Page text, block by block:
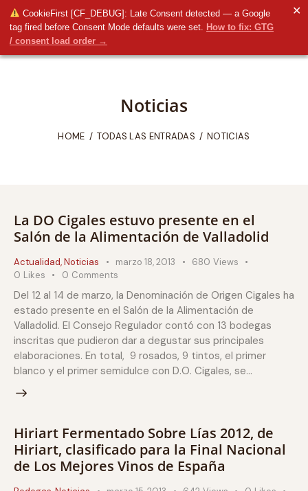
CookieFirst [CF_DEBUG]: Late Consent detected — a Google
tag fired before Consent Mode defaults were set. How to fix: GTG
/ consent load order →
✕
Noticias
HOME TODAS LAS ENTRADAS NOTICIAS
La DO Cigales estuvo presente en el
Salón de la Alimentación de Valladolid
Actualidad,Noticias marzo 18, 2013 680 Views
0 Likes 0 Comments
Del 12 al 14 de marzo, la Denominación de Origen Cigales ha
estado presente en el Salón de la Alimentación de
Valladolid. El Consejo Regulador contó con 13 bodegas
inscritas que pudieron dar a degustar sus principales
elaboraciones. En total, 9 rosados, 9 tintos, el primer
blanco y el primer semidulce con D.O. Cigales, se…
Hiriart Fermentado Sobre Lías 2012, de
Hiriart, clasificado para la Final Nacional
de Los Mejores Vinos de España